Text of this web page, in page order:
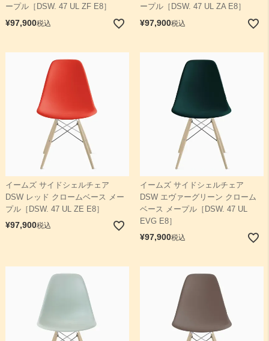
ープル［DSW. 47 UL ZF E8］
¥97,900税込
ープル［DSW. 47 UL ZA E8］
¥97,900税込
イームズ サイドシェルチェア
DSW レッド クロームベース メー
プル［DSW. 47 UL ZE E8］
¥97,900税込
イームズ サイドシェルチェア
DSW エヴァーグリーン クローム
ベース メープル［DSW. 47 UL
EVG E8］
¥97,900税込